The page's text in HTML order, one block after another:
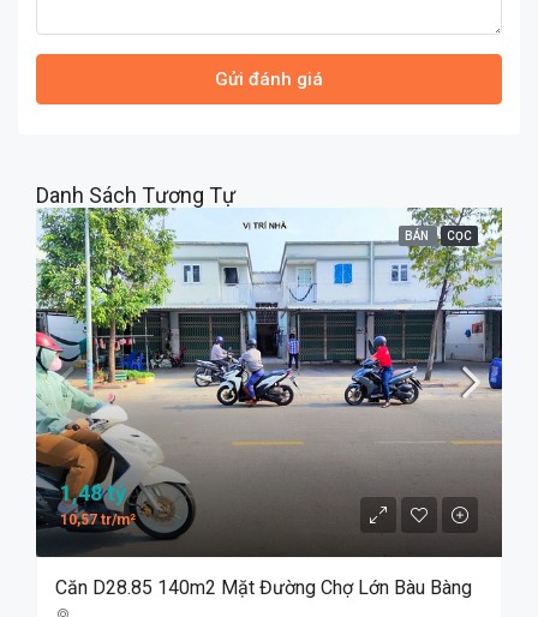
Gửi đánh giá
Danh Sách Tương Tự
BÁN CỌC
1,48 tỷ
10,57 tr/m²
Căn D28.85 140m2 Mặt Đường Chợ Lớn Bàu Bàng